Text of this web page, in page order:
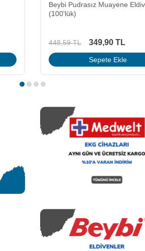
Beybi Pudrasız Muayene
(100'lük)
448,59TL 349,90 TL
Sepete Ekle